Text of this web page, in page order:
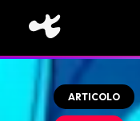
ARTICOLO